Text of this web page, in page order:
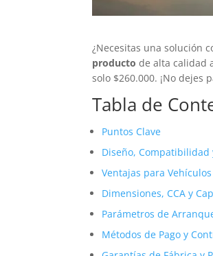
¿Necesitas una solución
producto de alta calidad
solo $260.000. ¡No dejes
Tabla de
Puntos Clave
Diseño, Compatibilidad
Ventajas para
Dimensiones, CCA y
Parámetros de
Métodos de Pago y